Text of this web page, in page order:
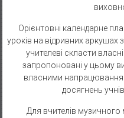
Орієнтовні календарне
уроків на відривних
учителеві скласти
запропоновані у цьому
власними
досягнень
Для вчителів музичного